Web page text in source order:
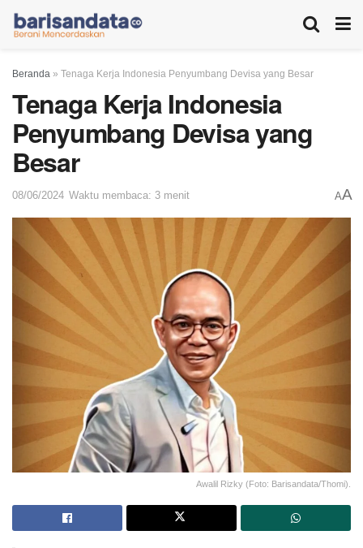
Beranda » Tenaga Kerja Indonesia Penyumbang Devisa yang Besar
Tenaga Kerja Indonesia
Penyumbang Devisa yang
Besar
08/06/2024 Waktu membaca: 3 menit AA
Awalil Rizky (Foto: Barisandata/Thomi).